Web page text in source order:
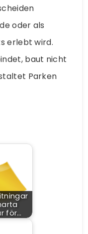
oder als
erlebt wird.
baut nicht
Parken
för…